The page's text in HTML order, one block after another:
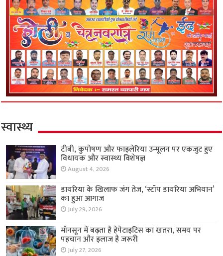
स्वास्थ्य
टीबी, कुपोषण और फाइलेरिया उन्मूलन पर एकजुट हुए
विधायक और स्वास्थ्य विशेषज्ञ
August 4, 2026
डायरिया के खिलाफ जंग तेज, ‘स्टॉप डायरिया अभियान’
का हुआ आगाज
July 29, 2026
मॉनसून में बढ़ता है हेपेटाइटिस का खतरा, समय पर
पहचान और इलाज है जरूरी
July 27, 2026